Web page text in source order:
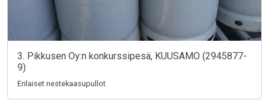
3. Pikkusen Oy:n konkurssipesä, KUUSAMO (2945877-
9)
Erilaiset nestekaasupullot